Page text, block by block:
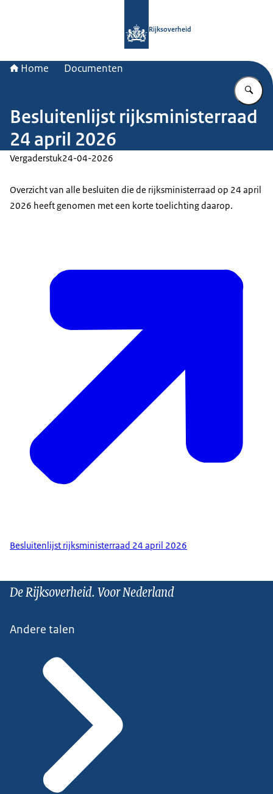
Rijksoverheid
Home Documenten
Besluitenlijst rijksministerraad
24 april 2026
Vergaderstuk24-04-2026
Overzicht van alle besluiten die de rijksministerraad op 24 april
2026 heeft genomen met een korte toelichting daarop.
Besluitenlijst rijksministerraad 24 april 2026
De Rijksoverheid. Voor Nederland
Andere talen